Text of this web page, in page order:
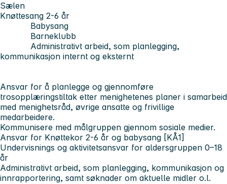
Sælen
Knøttesang 2-6 år
Babysang
Barneklubb
Administrativt arbeid, som planlegging,
kommunikasjon internt og eksternt
Ansvar for å planlegge og gjennomføre
trosopplæringstiltak etter menighetenes planer i samarbeid
med menighetsråd, øvrige ansatte og frivillige
medarbeidere.
Kommunisere med målgruppen gjennom sosiale medier.
Ansvar for Knøttekor 2-6 år og babysang [KÅ1]
Undervisnings og aktivitetsansvar for aldersgruppen 0–18
år
Administrativt arbeid, som planlegging, kommunikasjon og
innrapportering, samt søknader om aktuelle midler o.l.